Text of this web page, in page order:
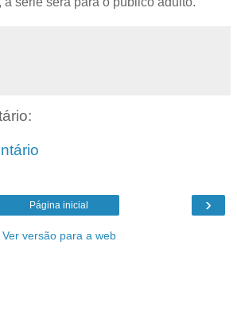
›
Página inicial
Ver versão para a web